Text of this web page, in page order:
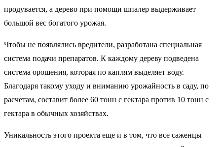
продувается, а дерево при помощи шпалер выдерживает
большой вес богатого урожая.
Чтобы не появлялись вредители, разработана специальная
система подачи препаратов. К каждому дереву подведена
система орошения, которая по каплям выделяет воду.
Благодаря такому уходу и вниманию урожайность в саду, по
расчетам, составит более 60 тонн с гектара против 10 тонн с
гектара в обычных хозяйствах.
Уникальность этого проекта еще и в том, что все саженцы